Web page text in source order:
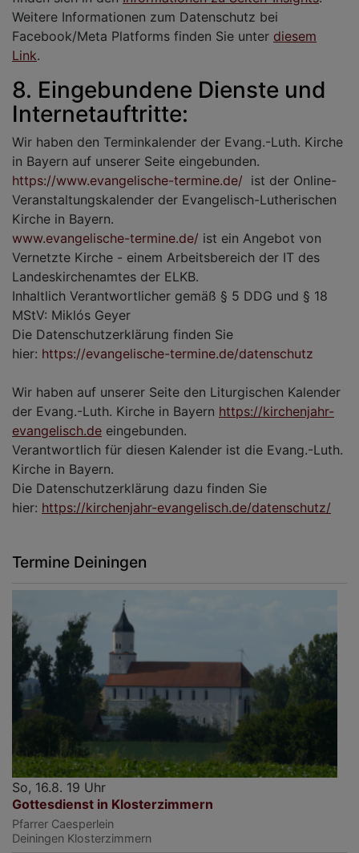
Weitere Informationen zum Datenschutz bei
Facebook/Meta Platforms finden Sie unter diesem
Link.
8. Eingebundene Dienste und
Internetauftritte:
Wir haben den Terminkalender der Evang.-Luth. Kirche
in Bayern auf unserer Seite eingebunden.
https://www.evangelische-termine.de/ ist der Online-
Veranstaltungskalender der Evangelisch-Lutherischen
Kirche in Bayern.
www.evangelische-termine.de/ ist ein Angebot von
Vernetzte Kirche - einem Arbeitsbereich der IT des
Landeskirchenamtes der ELKB.
Inhaltlich Verantwortlicher gemäß § 5 DDG und § 18
MStV: Miklós Geyer
Die Datenschutzerklärung finden Sie
hier: https://evangelische-termine.de/datenschutz
Wir haben auf unserer Seite den Liturgischen Kalender
der Evang.-Luth. Kirche in Bayern https://kirchenjahr-
evangelisch.de eingebunden.
Verantwortlich für diesen Kalender ist die Evang.-Luth.
Kirche in Bayern.
Die Datenschutzerklärung dazu finden Sie
hier: https://kirchenjahr-evangelisch.de/datenschutz/
Termine Deiningen
So, 16.8. 19 Uhr
Gottesdienst in Klosterzimmern
Pfarrer Caesperlein
Deiningen Klosterzimmern